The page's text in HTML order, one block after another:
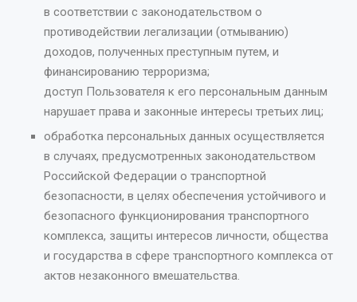
в соответствии с законодательством о
противодействии легализации (отмыванию)
доходов, полученных преступным путем, и
финансированию терроризма;
доступ Пользователя к его персональным данным
нарушает права и законные интересы третьих лиц;
обработка персональных данных осуществляется
в случаях, предусмотренных законодательством
Российской Федерации о транспортной
безопасности, в целях обеспечения устойчивого и
безопасного функционирования транспортного
комплекса, защиты интересов личности, общества
и государства в сфере транспортного комплекса от
актов незаконного вмешательства.